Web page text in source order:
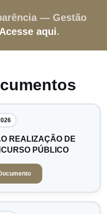
— Gestão
Acesse aqui.
REALIZAÇÃO DE
PÚBLICO